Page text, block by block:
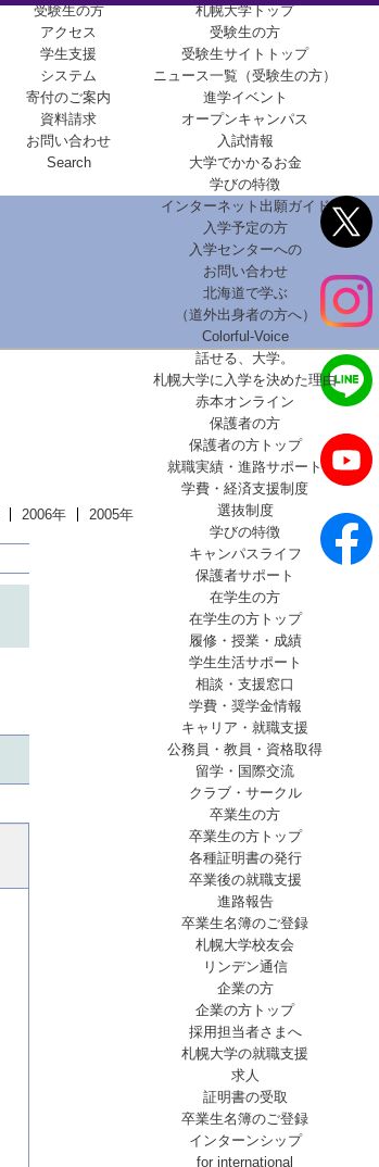
受験生の方
アクセス
学生支援
システム
寄付のご案内
資料請求
お問い合わせ
Search
札幌大学トップ
受験生の方
受験生サイトトップ
ニュース一覧（受験生の方）
進学イベント
オープンキャンパス
入試情報
大学でかかるお金
学びの特徴
インターネット出願ガイド
入学予定の方
入学センターへの
お問い合わせ
北海道で学ぶ
（道外出身者の方へ）
Colorful-Voice
話せる、大学。
札幌大学に入学を決めた理由
赤本オンライン
保護者の方
保護者の方トップ
就職実績・進路サポート
学費・経済支援制度
選抜制度
学びの特徴
キャンパスライフ
保護者サポート
在学生の方
在学生の方トップ
履修・授業・成績
学生生活サポート
相談・支援窓口
学費・奨学金情報
キャリア・就職支援
公務員・教員・資格取得
留学・国際交流
クラブ・サークル
卒業生の方
卒業生の方トップ
各種証明書の発行
卒業後の就職支援
進路報告
卒業生名簿のご登録
札幌大学校友会
リンデン通信
企業の方
企業の方トップ
採用担当者さまへ
札幌大学の就職支援
求人
証明書の受取
卒業生名簿のご登録
インターンシップ
for international
2006年 2005年